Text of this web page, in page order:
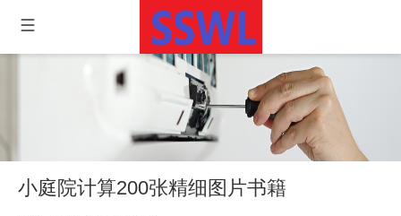
小庭院计算200张精细图片书籍